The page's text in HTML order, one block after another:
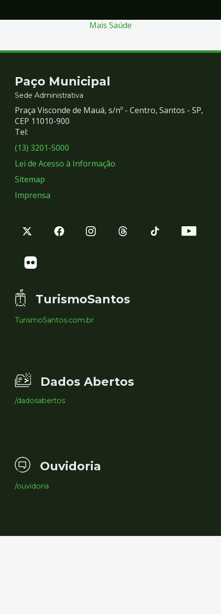
Mais Saúde
Contato
e
Redes
Sociais
Paço Municipal
Sede Administrativa
Praça Visconde de Mauá, s/nº - Centro, Santos - SP,
CEP 11010-900
Tel:
(13) 3201-5000
Lei de Acesso à Informação
Sitemap
Imprensa
TurismoSantos
TurismoSantos.com.br
Dados Abertos
/dadosabertos
Ouvidoria
/ouvidoria